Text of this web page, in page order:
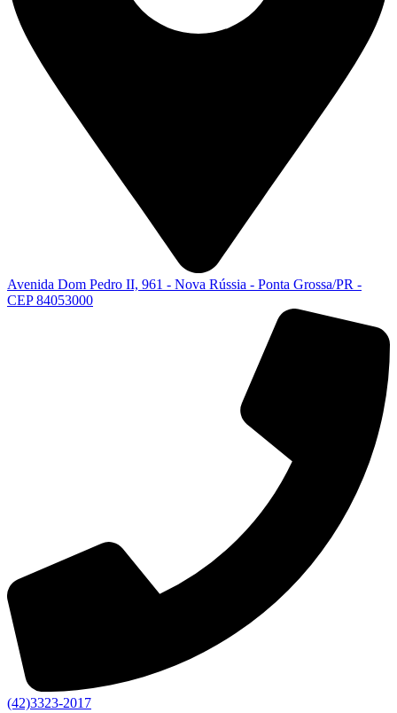
Avenida Dom Pedro II, 961 - Nova Rússia - Ponta Grossa/PR -
CEP 84053000
(42)3323-2017